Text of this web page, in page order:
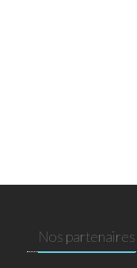
Nos partenaires